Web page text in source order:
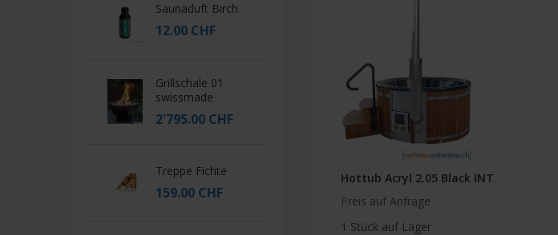
Saunaduft Birch
12.00 CHF
Grillschale 01
swissmade
2'795.00 CHF
Treppe Fichte
159.00 CHF
Hottub Acryl 2.05 Black INT
Preis auf Anfrage
1 Stück auf Lager